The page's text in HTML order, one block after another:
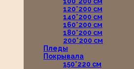
120*200 см
140*200 см
160*200 см
180*200 см
200*200 см
Пледы
Покрывала
150*220 см